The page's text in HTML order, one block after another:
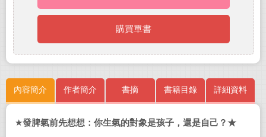
購買單書
內容簡介 作者簡介 書摘 書籍目錄 詳細資料
★發脾氣前先想想：你生氣的對象是孩子，還是自己？★